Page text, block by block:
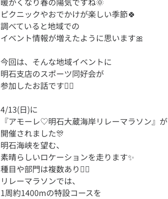
ピクニックやおでかけが楽しい季節🍀
調べていると地域での
今回は、そんな地域イベントに
明石支店のスポーツ同好会が
4/13(日)に
『アモーレ♡明石大蔵海岸リレーマラソン』が
開催されました🎊
明石海峡を望む、
素晴らしいロケーションを走ります✨
種目や部門は複数あり🙆‍♀️
リレーマラソンでは、
1周約1400mの特設コースを